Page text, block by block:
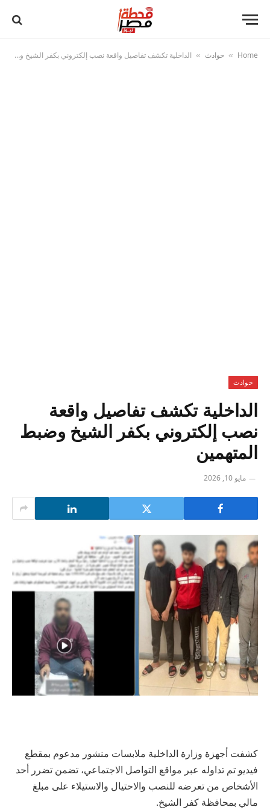
Home
» حوادث » الداخلية تكشف تفاصيل واقعة نصب إلكتروني بكفر الشيخ وضبط المتهمين
حوادث
الداخلية تكشف تفاصيل واقعة
نصب إلكتروني بكفر الشيخ وضبط
المتهمين
مايو 10, 2026
كشفت أجهزة وزارة الداخلية ملابسات منشور مدعوم بمقطع
فيديو تم تداوله عبر مواقع التواصل الاجتماعي، تضمن تضرر أحد
الأشخاص من تعرضه للنصب والاحتيال والاستيلاء على مبلغ
مالي بمحافظة كفر الشيخ.